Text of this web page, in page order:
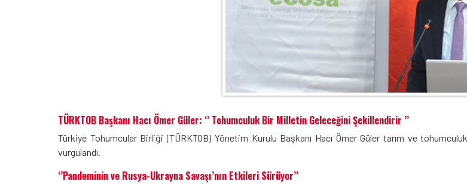
TÜRKTOB Başkanı Hacı Ömer Güler: ‘’ Tohumculuk Bir Milletin Geleceğini Şekillendirir ’’
Türkiye Tohumcular Birliği (TÜRKTOB) Yönetim Kurulu Başkanı Hacı Ömer Güler tarım ve
vurgulandı.
‘’Pandeminin ve Rusya-Ukrayna Savaşı’nın Etkileri Sürüyor’’